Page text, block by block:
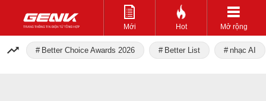
Mới Hot Mở rộng
Better Choice Awards 2026 Better List nhạc AI